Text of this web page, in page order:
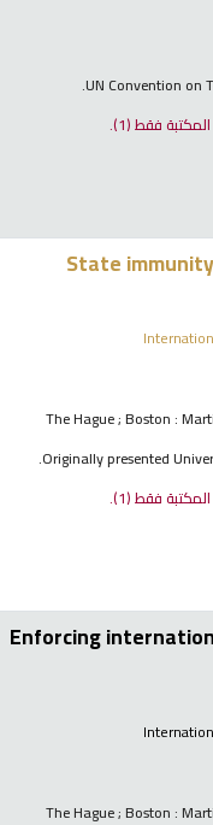
UN Convention on
المكتبة فقط(1).
State
The Hague ; Boston :
Originally presented
المكتبة فقط(1).
Enforcing
The Hague ; Boston :